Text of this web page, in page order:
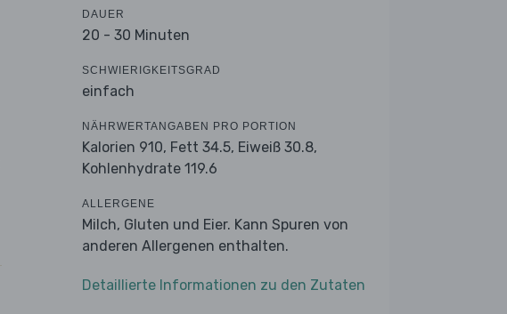
DAUER
20 - 30 Minuten
SCHWIERIGKEITSGRAD
einfach
NÄHRWERTANGABEN PRO PORTION
Kalorien 910, Fett 34.5, Eiweiß 30.8,
Kohlenhydrate 119.6
ALLERGENE
Milch, Gluten und Eier. Kann Spuren von
anderen Allergenen enthalten.
Detaillierte Informationen zu den Zutaten